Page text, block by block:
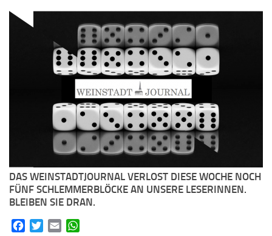
DAS WEINSTADTJOURNAL VERLOST DIESE WOCHE NOCH
FÜNF SCHLEMMERBLÖCKE AN UNSERE LESERINNEN.
BLEIBEN SIE DRAN.
FacebookTwitterEmail